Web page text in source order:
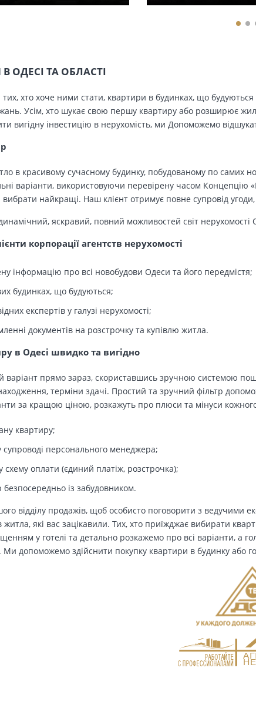
ОДЕСІ ТА ОБЛАСТІ
тих, хто хоче ними стати, квартири в будинках, що
Усім, хто шукає свою першу квартиру або розширює
вигідну інвестицію в нерухомість, ми Допоможемо
в красивому сучасному будинку, побудованому по самих
варіанти, використовуючи перевірену часом Концепцію
найкращі. Наш клієнт отримує повне супровід
яскравий, повний можливостей світ
корпорації агентств нерухомості
інформацію про всі новобудови Одеси та його передмістя;
будинках, що будуються;
експертів у галузі нерухомості;
документів на розстрочку та купівлю житла.
в Одесі швидко та вигідно
варіант прямо зараз, скориставшись зручною системою
терміни здачі. Простий та зручний фільтр
за кращою ціною, розкажуть про плюси та мінуси
квартиру;
супроводі персонального менеджера;
схему оплати (єдиний платіж, розстрочка);
безпосередньо із забудовником.
відділу продажів, щоб особисто поговорити з ведучими
житла, які вас зацікавили. Тих, хто приїжджає вибирати
у готелі та детально розкажемо про всі варіанти, а
Ми допоможемо здійснити покупку квартири в будинку або